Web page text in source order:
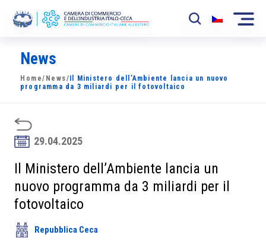
La Camera
News
Sviluppo Mercato
Soci
Partner
News
Home/ News/ Il Ministero dell’Ambiente lancia un nuovo
programma da 3 miliardi per il fotovoltaico
29.04.2025
Il Ministero dell’Ambiente lancia un
nuovo programma da 3 miliardi per il
fotovoltaico
Repubblica Ceca